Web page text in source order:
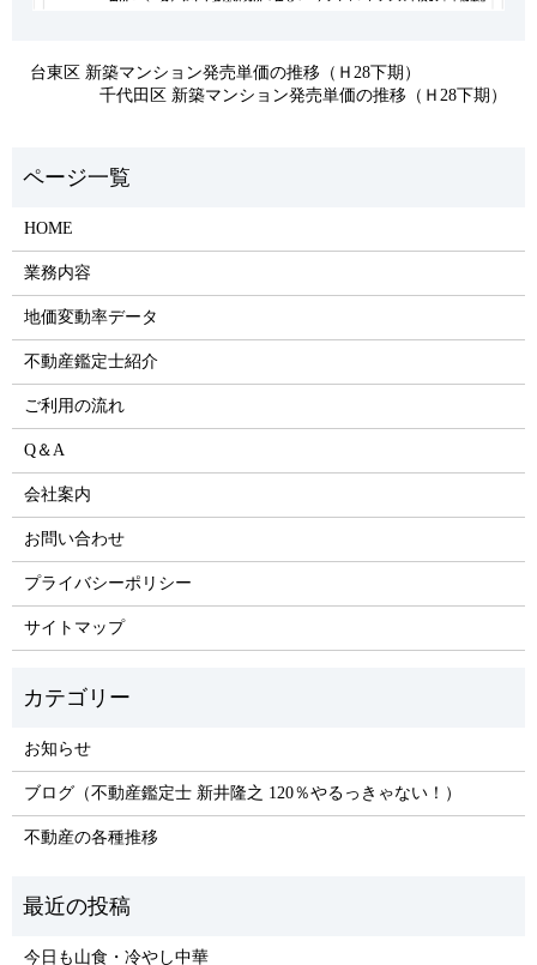
台東区 新築マンション発売単価の推移（Ｈ28下期）
千代田区 新築マンション発売単価の推移（Ｈ28下期）
HOME
業務内容
地価変動率データ
不動産鑑定士紹介
ご利用の流れ
Q＆A
会社案内
お問い合わせ
プライバシーポリシー
サイトマップ
お知らせ
ブログ（不動産鑑定士 新井隆之 120％やるっきゃない！）
不動産の各種推移
今日も山食・冷やし中華